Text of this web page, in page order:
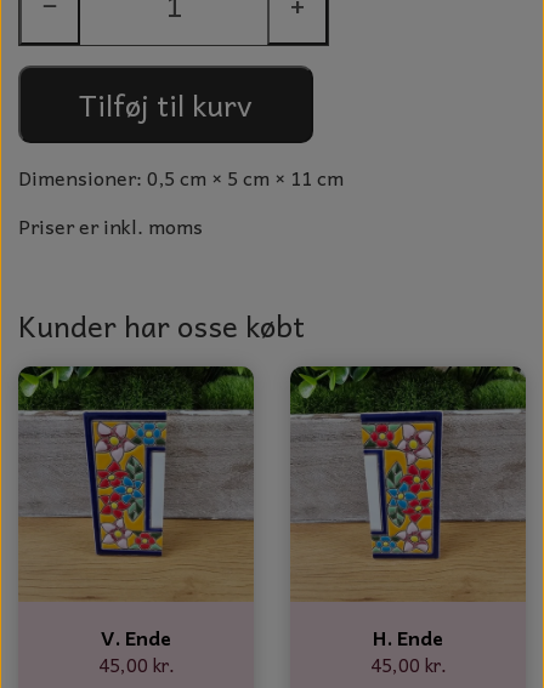
GLAS KUGLER
GLAS KRYSTALLER OG ORNAMENTER
TIL BOLIG
KERAMIK BLOMSTER
MAD OG HYGGE
LAMPESKÆRME TIL VINGLAS
HAMAM HÅNDKLÆDER
KERAMIK HUSNUMRE
HAVE PYNT
DUFTLYS
NOTES OG GÆSTEBØGER
Tilføj til kurv
Dimensioner: 0,5 cm × 5 cm × 11 cm
Priser er inkl. moms
Kunder har osse købt
V. Ende
45,00 kr.
H. Ende
45,00 kr.